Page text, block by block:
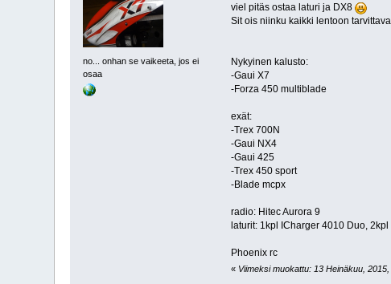
no... onhan se vaikeeta, jos ei
osaa
viel pitäs ostaa laturi ja DX8
Sit ois niinku kaikki lentoon
Nykyinen kalusto:
-Gaui X7
-Forza 450 multiblade
exät:
-Trex 700N
-Gaui NX4
-Gaui 425
-Trex 450 sport
-Blade mcpx
radio: Hitec Aurora 9
laturit: 1kpl ICharger 4010 Duo,
Phoenix rc
« Viimeksi muokattu: 13 Heinäkuu,